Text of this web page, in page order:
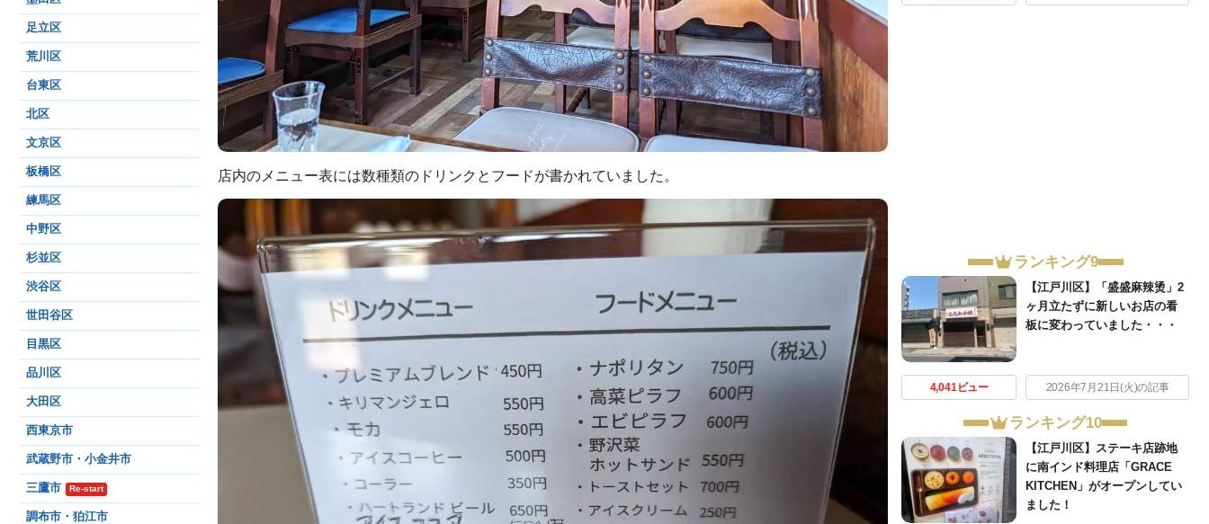
店内のメニュー表には数種類のドリンクとフードが書かれていました。
ランキング9
【江戸川区】「盛盛麻辣烫」2
ヶ月立たずに新しいお店の看
板に変わっていました・・・
4,041ビュー 2026年7月21日(火)の記事
ランキング10
【江戸川区】ステーキ店跡地
に南インド料理店「GRACE
KITCHEN」がオープンしてい
ました！
足立区
荒川区
台東区
北区
文京区
板橋区
練馬区
中野区
杉並区
渋谷区
世田谷区
目黒区
品川区
大田区
西東京市
武蔵野市・小金井市
三鷹市 Re-start
調布市・狛江市